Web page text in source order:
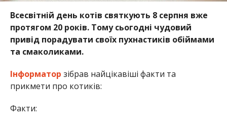
Всесвітній день котів святкують 8 серпня вже
протягом 20 років. Тому сьогодні чудовий
привід порадувати своїх пухнастиків обіймами
та смаколиками.
Інформатор зібрав найцікавіші факти та
прикмети про котиків:
Факти: